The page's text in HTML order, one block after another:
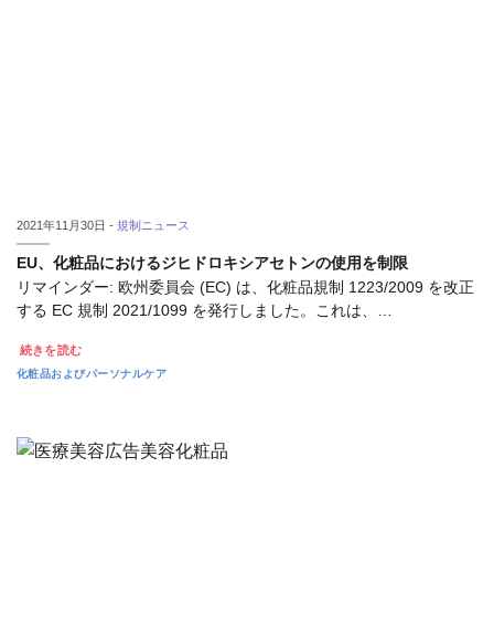
2021年11月30日 - 規制ニュース
EU、化粧品におけるジヒドロキシアセトンの使用を制限
リマインダー: 欧州委員会 (EC) は、化粧品規制 1223/2009 を改正
する EC 規制 2021/1099 を発行しました。これは、…
続きを読む
化粧品およびパーソナルケア